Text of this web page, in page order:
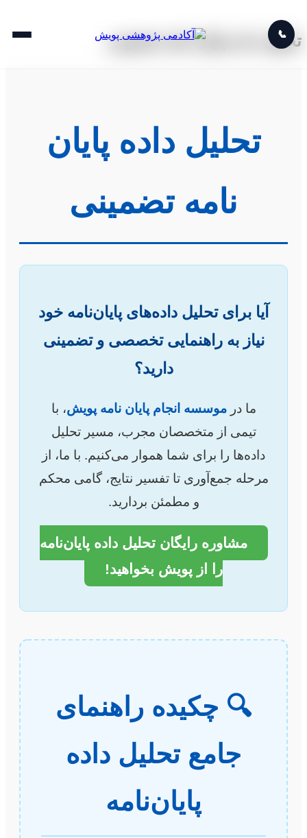
📞
تحلیل داده پایان نامه تضمینی
تحلیل داده پایان
نامه تضمینی
آیا برای تحلیل داده‌های پایان‌نامه خود
نیاز به راهنمایی تخصصی و تضمینی
دارید؟
ما درموسسه انجام پایان نامه پویش، با
تیمی از متخصصان مجرب، مسیر تحلیل
داده‌ها را برای شما هموار می‌کنیم. با ما، از
مرحله جمع‌آوری تا تفسیر نتایج، گامی محکم
و مطمئن بردارید.
مشاوره رایگان تحلیل داده پایان‌نامه
را از پویش بخواهید!
🔍 چکیده راهنمای
جامع تحلیل داده
پایان‌نامه